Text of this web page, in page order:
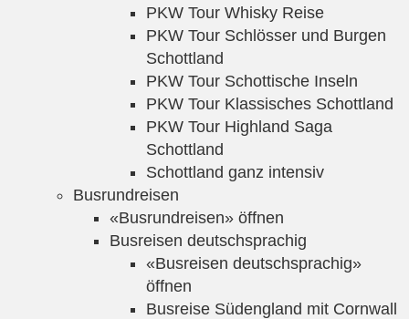
PKW Tour Whisky Reise
PKW Tour Schlösser und Burgen
Schottland
PKW Tour Schottische Inseln
PKW Tour Klassisches Schottland
PKW Tour Highland Saga
Schottland
Schottland ganz intensiv
Busrundreisen
«Busrundreisen» öffnen
Busreisen deutschsprachig
«Busreisen deutschsprachig»
öffnen
Busreise Südengland mit Cornwall